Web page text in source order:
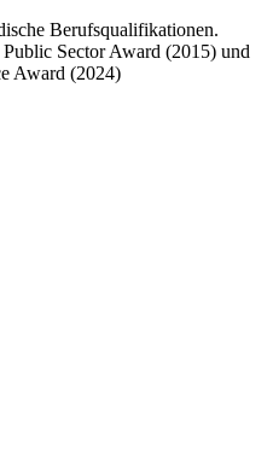
Berufsqualifikationen.
Sector Award (2015) und
Award (2024)